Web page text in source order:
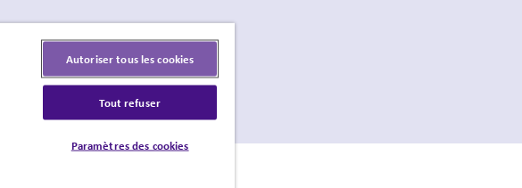
Autoriser tous les cookies
Tout refuser
Paramètres des cookies